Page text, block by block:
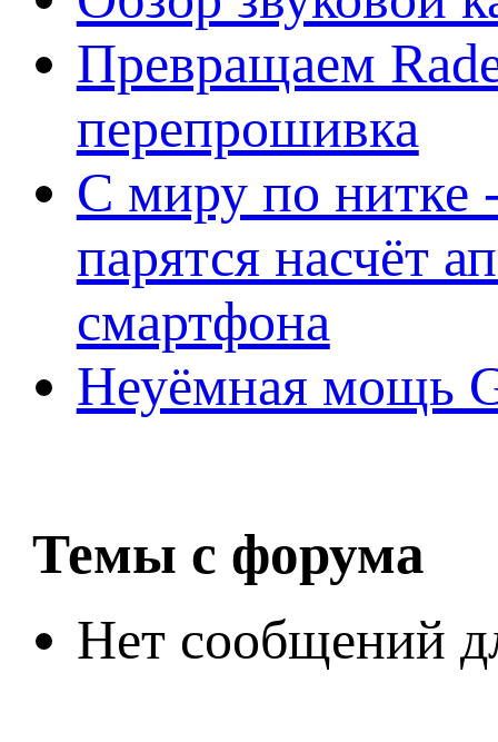
Превращаем
перепрошивка
С миру по нитке
парятся насчёт
смартфона
Неуёмная мощь
Темы с форума
Нет сообщений